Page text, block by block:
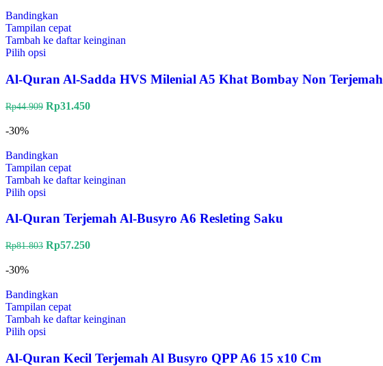
Bandingkan
Tampilan cepat
Tambah ke daftar keinginan
Pilih opsi
Al-Quran Al-Sadda HVS Milenial A5 Khat Bombay Non Terjemah
Rp44.909 Rp31.450
-30%
Bandingkan
Tampilan cepat
Tambah ke daftar keinginan
Pilih opsi
Al-Quran Terjemah Al-Busyro A6 Resleting Saku
Rp81.803 Rp57.250
-30%
Bandingkan
Tampilan cepat
Tambah ke daftar keinginan
Pilih opsi
Al-Quran Kecil Terjemah Al Busyro QPP A6 15 x10 Cm